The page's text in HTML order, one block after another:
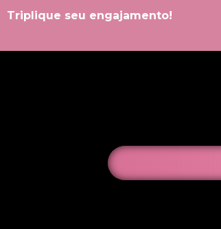
Triplique seu engajamento!